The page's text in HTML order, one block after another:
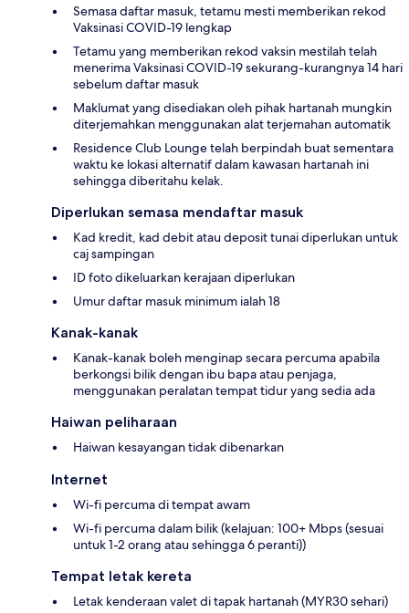
Semasa daftar masuk, tetamu mesti memberikan rekod
Vaksinasi COVID-19 lengkap
Tetamu yang memberikan rekod vaksin mestilah telah
menerima Vaksinasi COVID-19 sekurang-kurangnya 14 hari
sebelum daftar masuk
Maklumat yang disediakan oleh pihak hartanah mungkin
diterjemahkan menggunakan alat terjemahan automatik
Residence Club Lounge telah berpindah buat sementara
waktu ke lokasi alternatif dalam kawasan hartanah ini
sehingga diberitahu kelak.
Diperlukan semasa mendaftar masuk
Kad kredit, kad debit atau deposit tunai diperlukan untuk
caj sampingan
ID foto dikeluarkan kerajaan diperlukan
Umur daftar masuk minimum ialah 18
Kanak-kanak
Kanak-kanak boleh menginap secara percuma apabila
berkongsi bilik dengan ibu bapa atau penjaga,
menggunakan peralatan tempat tidur yang sedia ada
Haiwan peliharaan
Haiwan kesayangan tidak dibenarkan
Internet
Wi-fi percuma di tempat awam
Wi-fi percuma dalam bilik (kelajuan: 100+ Mbps (sesuai
untuk 1-2 orang atau sehingga 6 peranti))
Tempat letak kereta
Letak kenderaan valet di tapak hartanah (MYR30 sehari)